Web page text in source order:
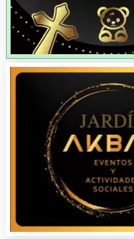
Agencias de Viajes
Agricultores
Agricultura y Ganadería
Agua Purificada
Aire Acondicionado
Alarmas